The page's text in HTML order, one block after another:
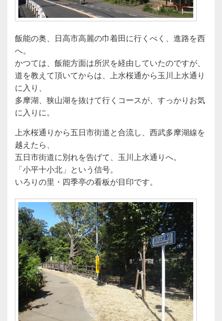
飯能の奥、日高市高麗の巾着田に行くべく、進路を西
へ。
かつては、飯能方面は所沢を経由していたのですが、
道を教えて頂いてからは、上水桜通から玉川上水通り
に入り、
多摩湖、狭山湖を抜けて行くコースが、すっかりお気
に入りに。
上水桜通りから五日市街道と合流し、西武多摩湖線を
越えたら、
五日市街道に別れを告げて、玉川上水通りへ。
「小平十小北」という信号。
いろりの里・四季亭の看板が目印です。